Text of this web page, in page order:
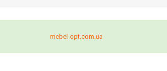
mebel-opt.com.ua